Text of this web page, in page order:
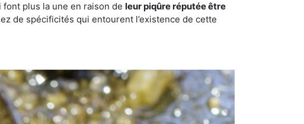
plus la une en raison de leur piqûre réputée être
de spécificités qui entourent l’existence de cette